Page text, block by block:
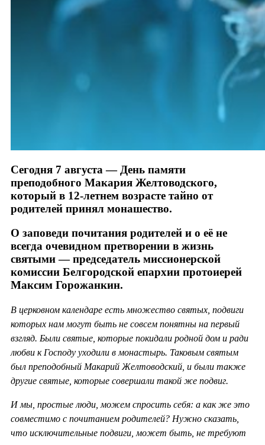
Сегодня 7 августа — День памяти
преподобного Макария Желтоводского,
который в 12-летнем возрасте тайно от
родителей принял монашество.
О заповеди почитания родителей и о её не
всегда очевидном претворении в жизнь
святыми — председатель миссионерской
комиссии Белгородской епархии протоиерей
Максим Горожанкин.
В церковном календаре есть множество святых, подвиги
которых нам могут быть не совсем понятны на первый
взгляд. Были святые, которые покидали родной дом и ради
любви к Господу уходили в монастырь. Таковым святым
был преподобный Макарий Желтоводский, и были также
другие святые, которые совершали такой же подвиг.
И мы, простые люди, можем спросить себя: а как же это
совместимо с почитанием родителей? Нужно сказать,
что исключительные подвиги, может быть, не требуют